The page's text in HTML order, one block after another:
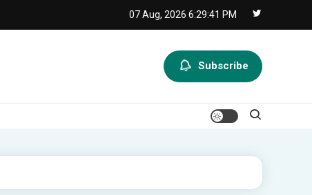
07 Aug, 2026 6:29:42 PM
Subscribe